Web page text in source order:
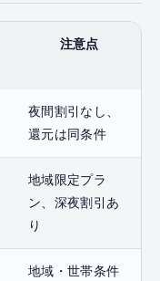
注意点
夜間割引なし、
還元は同条件
地域限定プラ
ン、深夜割引あ
り
地域・世帯条件